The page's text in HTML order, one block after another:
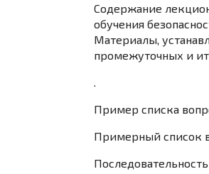
Содержание
обучения
Материалы,
промежуточных и
.
Пример списка
Примерный список